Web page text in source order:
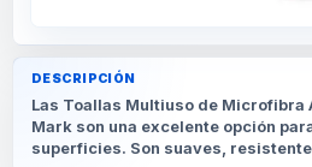
DESCRIPCIÓN
Las Toallas Multiuso de Microfibra
Mark son una excelente opción
superficies. Son suaves,